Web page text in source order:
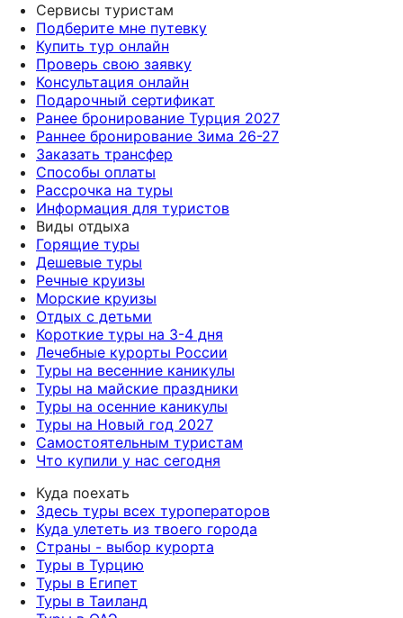
Сервисы туристам
Подберите мне путевку
Купить тур онлайн
Проверь свою заявку
Консультация онлайн
Подарочный сертификат
Ранее бронирование Турция 2027
Раннее бронирование Зима 26-27
Заказать трансфер
Способы оплаты
Рассрочка на туры
Информация для туристов
Виды отдыха
Горящие туры
Дешевые туры
Речные круизы
Морские круизы
Отдых с детьми
Короткие туры на 3-4 дня
Лечебные курорты России
Туры на весенние каникулы
Туры на майские праздники
Туры на осенние каникулы
Туры на Новый год 2027
Самостоятельным туристам
Что купили у нас сегодня
Куда поехать
Здесь туры всех туроператоров
Куда улететь из твоего города
Страны - выбор курорта
Туры в Турцию
Туры в Египет
Туры в Таиланд